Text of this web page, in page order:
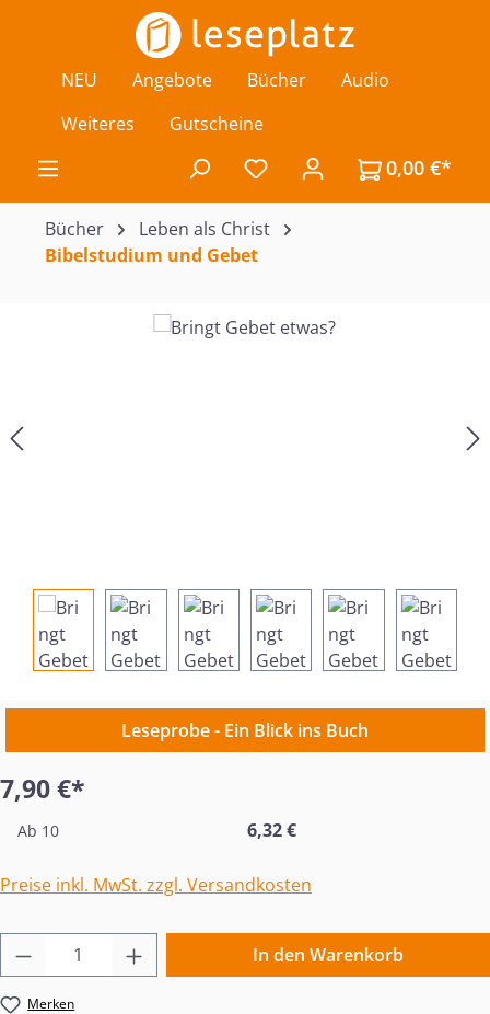
Zum Hauptinhalt springen
NEU Angebote Bücher
Audio
Weiteres
Gutscheine
Du hast 0 Produkte auf
0,00 €*
Bücher
Leben als Christ
Bibelstudium und Gebet
Bildergalerie überspringen
Leseprobe - Ein Blick ins Buch
7,90 €*
Ab 10 6,32 €
Preise inkl. MwSt. zzgl. Versandkosten
Produkt Anzahl: Gib den gewünschten
In den Warenkorb
Merken